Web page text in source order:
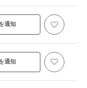
通知
通知